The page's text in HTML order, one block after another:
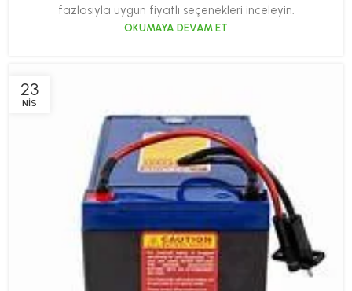
fazlasıyla uygun fiyatlı seçenekleri inceleyin.
OKUMAYA DEVAM ET
23
NIS